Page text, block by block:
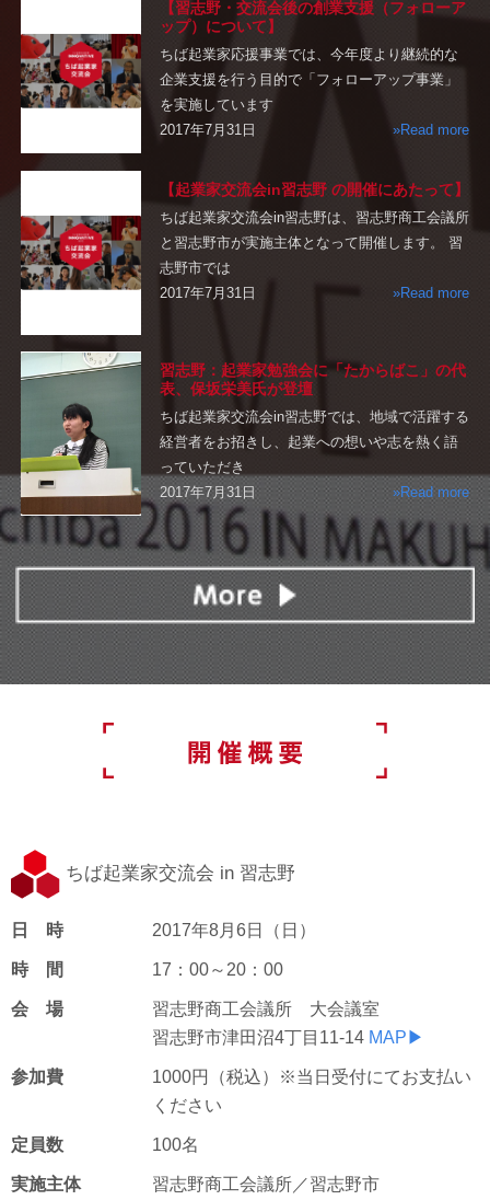
【習志野・交流会後の創業支援（フォローア
ップ）について】
ちば起業家応援事業では、今年度より継続的な
企業支援を行う目的で「フォローアップ事業」
を実施しています
2017年7月31日
»Read more
【起業家交流会in習志野 の開催にあたって】
ちば起業家交流会in習志野は、習志野商工会議所
と習志野市が実施主体となって開催します。 習
志野市では
2017年7月31日
»Read more
習志野：起業家勉強会に「たからばこ」の代
表、保坂栄美氏が登壇
ちば起業家交流会in習志野では、地域で活躍する
経営者をお招きし、起業への想いや志を熱く語
っていただき
2017年7月31日
»Read more
ちば起業家交流会 in 習志野
日 時
2017年8月6日（日）
時 間
17：00～20：00
会 場
習志野商工会議所 大会議室
習志野市津田沼4丁目11-14 MAP▶
参加費
1000円（税込）※当日受付にてお支払い
ください
定員数
100名
実施主体
習志野商工会議所／習志野市